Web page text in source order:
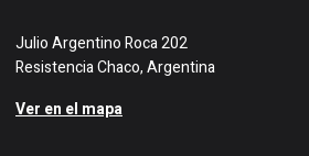
Julio Argentino Roca 202
Resistencia Chaco, Argentina
Ver en el mapa